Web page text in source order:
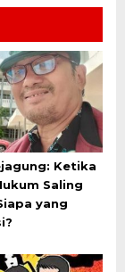
Ketika
Saling
yang